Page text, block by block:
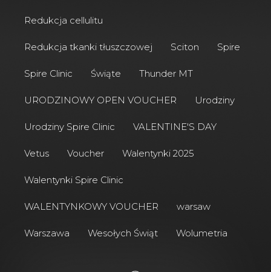
Redukcja cellulitu
Redukcja tkanki tłuszczowej Sciton Spire
Spire Clinic Świąte Thunder MT
URODZINOWY OPEN VOUCHER Urodziny
Urodziny Spire Clinic VALENTINE'S DAY
Vetus Voucher Walentynki 2025
Walentynki Spire Clinic
WALENTYNKOWY VOUCHER warsaw
Warszawa Wesołych Świąt Wolumetria